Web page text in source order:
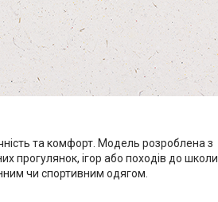
та комфорт. Модель розроблена з
прогулянок, ігор або походів до школи.
чи спортивним одягом.